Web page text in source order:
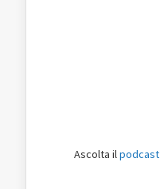
Ascolta ilpodcast